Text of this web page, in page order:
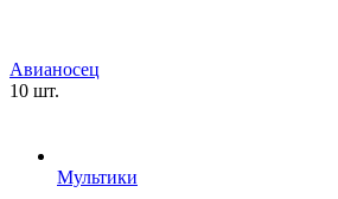
Авианосец
10 шт.
Мультики